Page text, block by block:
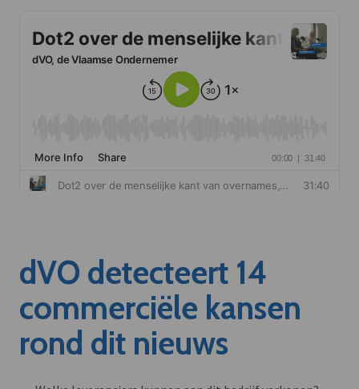
dVO detecteert 14
commerciële kansen
rond dit nieuws